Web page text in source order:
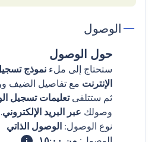
الوصول
حول الوصول
ستحتاج إلى ملء نموذج
الإنترنت مع تفاصيل الضيف
ثم ستتلقىتعليمات تسجيل
وصولك عبر البريد الإلكتروني.
نوع الوصول: الوصول الذاتي